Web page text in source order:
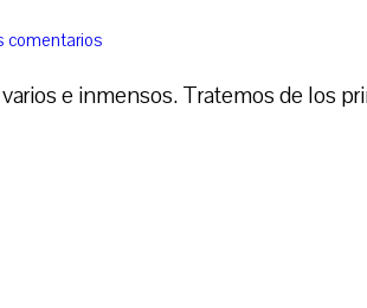
comentarios
e inmensos. Tratemos de los